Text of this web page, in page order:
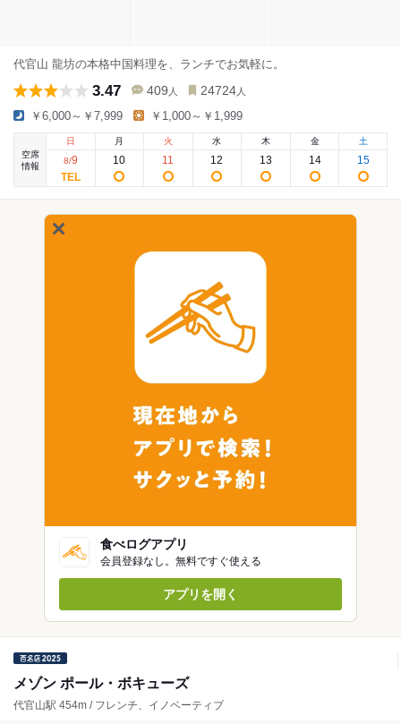
代官山 龍坊の本格中国料理を、ランチでお気軽に。
3.47 409 人 24724 人
￥6,000～￥7,999 ￥1,000～￥1,999
空席
情報
日
8/9
月
10
火
11
水
12
木
13
金
14
土
15
食べログアプリ
会員登録なし。無料ですぐ使える
アプリを開く
メゾン ポール・ボキューズ
代官山駅 454m / フレンチ、イノベーティブ